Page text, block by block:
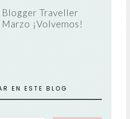
Blogger Traveller
Marzo ¡Volvemos!
EN ESTE BLOG